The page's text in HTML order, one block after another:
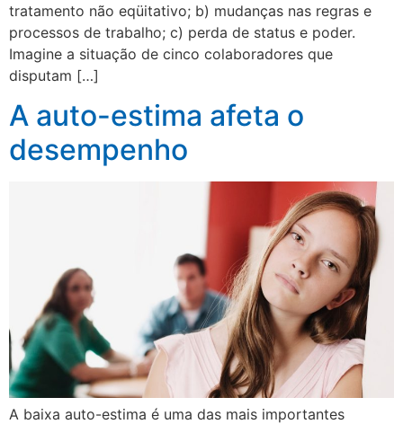
tratamento não eqüitativo; b) mudanças nas regras e
processos de trabalho; c) perda de status e poder.
Imagine a situação de cinco colaboradores que
disputam […]
A auto-estima afeta o
desempenho
A baixa auto-estima é uma das mais importantes